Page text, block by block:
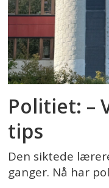
Politiet: –
tips
Den siktede
ganger. Nå har